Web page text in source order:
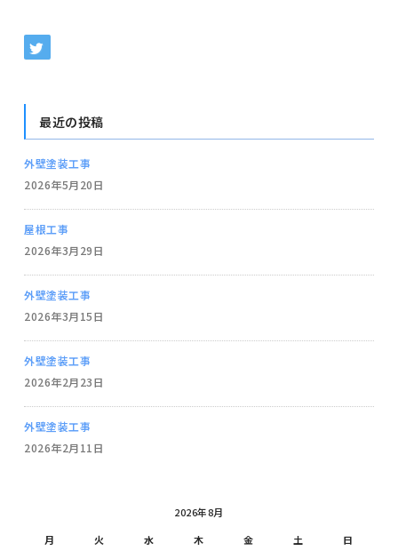
最近の投稿
外壁塗装工事
2026年5月20日
屋根工事
2026年3月29日
外壁塗装工事
2026年3月15日
外壁塗装工事
2026年2月23日
外壁塗装工事
2026年2月11日
2026年8月
月
火 水 木 金 土
日